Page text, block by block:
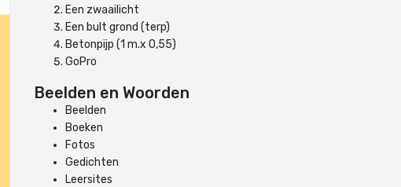
Een zwaailicht
Een bult grond (terp)
Betonpijp (1 m.x 0,55)
GoPro
Beelden en Woorden
Beelden
Boeken
Fotos
Gedichten
Leersites